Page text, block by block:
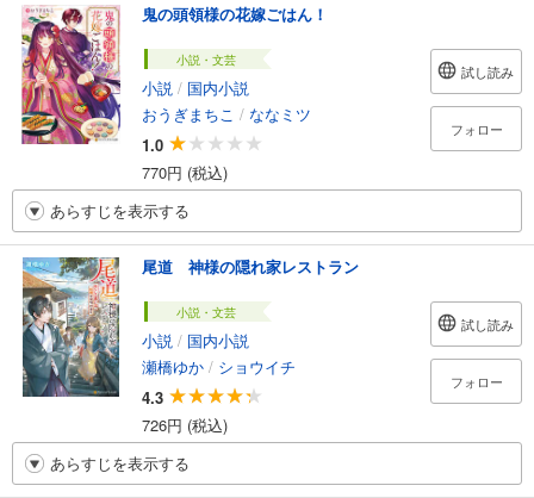
鬼の頭領様の花嫁ごはん！
小説・文芸
小説 / 国内小説
おうぎまちこ / ななミツ
1.0
770円 (税込)
試し読み
フォロー
あらすじを表示する
尾道 神様の隠れ家レストラン
小説・文芸
小説 / 国内小説
瀬橋ゆか / ショウイチ
4.3
726円 (税込)
試し読み
フォロー
あらすじを表示する